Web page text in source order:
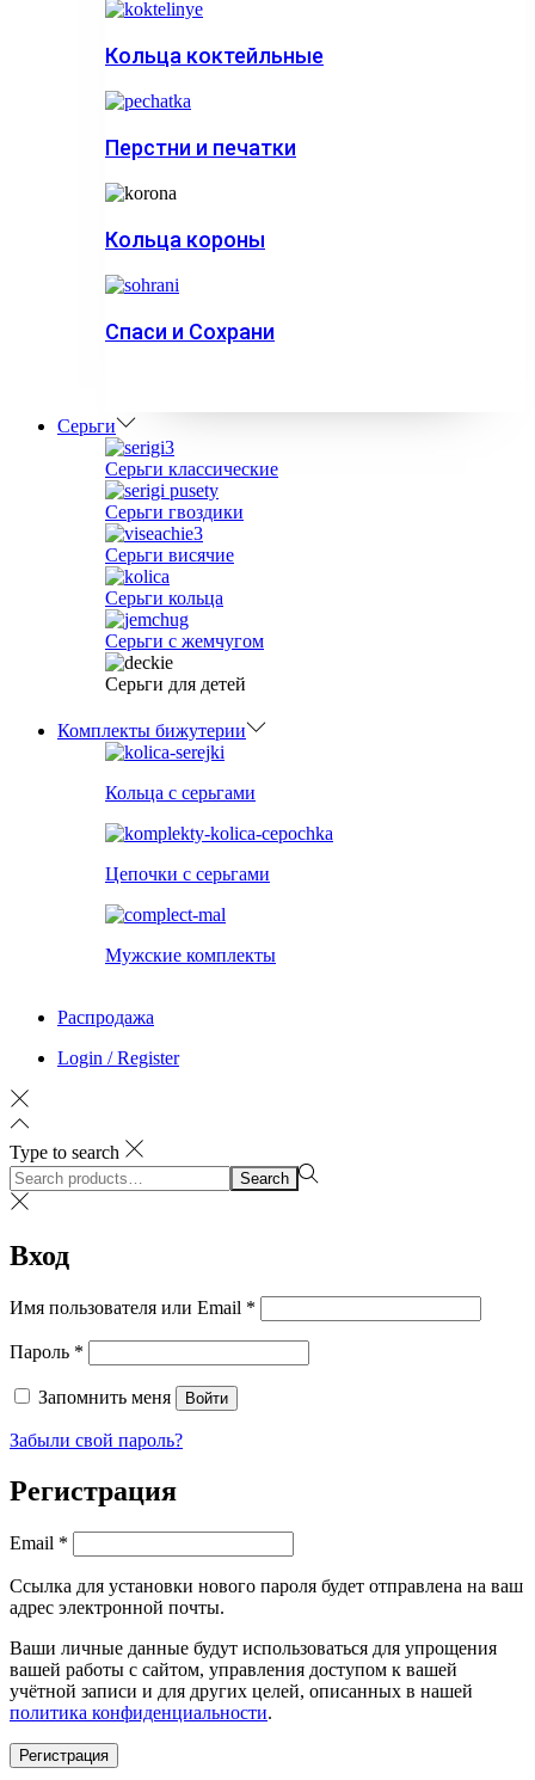
Кольца коктейльные
Перстни и печатки
Кольца короны
Спаси и Сохрани
Серьги
Серьги классические
Серьги гвоздики
Серьги висячие
Серьги кольца
Серьги с жемчугом
Серьги для детей
Комплекты бижутерии
Кольца с серьгами
Цепочки с серьгами
Мужские комплекты
Распродажа
Login / Register
Type to search
Search
for:>
Search
Вход
Имя пользователя или Email *
Пароль *
Запомнить меня Войти
Забыли свой пароль?
Регистрация
Email *
Ссылка для установки нового пароля будет отправлена ​​на ваш
адрес электронной почты.
Ваши личные данные будут использоваться для упрощения
вашей работы с сайтом, управления доступом к вашей
учётной записи и для других целей, описанных в нашей
политика конфиденциальности.
Регистрация